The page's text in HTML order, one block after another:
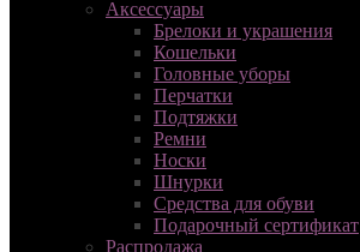
Аксессуары
Брелоки и украшения
Кошельки
Головные уборы
Перчатки
Подтяжки
Ремни
Носки
Шнурки
Средства для обуви
Подарочный сертификат
Распродажа